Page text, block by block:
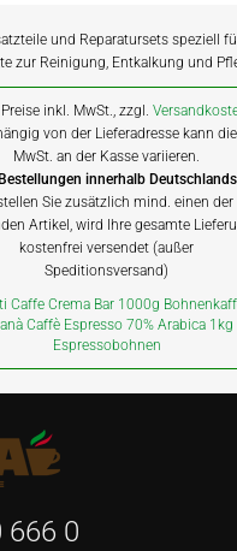
und Reparatursets speziell
zur Reinigung, Entkalkung und
inkl. MwSt., zzgl.
von der Lieferadresse kann die
MwSt. an der Kasse variieren.
innerhalb
Sie zusätzlich mind. einen der
Artikel, wird Ihre gesamte
kostenfrei versendet (außer
Speditionsversand)
Caffe Crema Bar 1000g
Caffè Espresso 70% Arabica 1kg
Espressobohnen
666 0